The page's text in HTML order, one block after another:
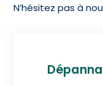
N’hésitez pas à